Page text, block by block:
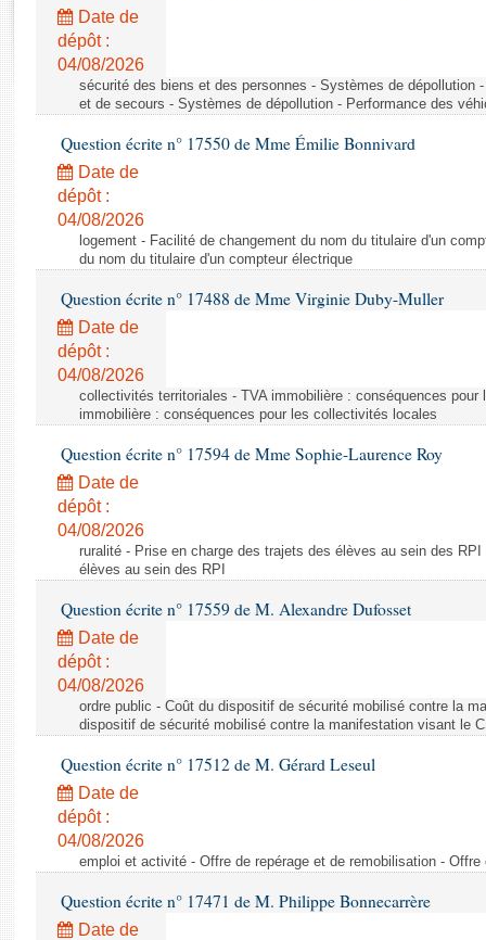
Rapports législatifs
Rapports sur l'application des lois
Baromètre de l’application des lois
Dossiers législatifs
Budget et sécurité sociale
Questions écrites et orales
Comptes rendus des débats
Date de
dépôt :
04/08/2026
sécurité des biens et des personnes - Systèmes de dépollution
et de secours - Systèmes de dépollution - Performance des
Question écrite n° 17550 de Mme Émilie Bonnivard
Date de
dépôt :
04/08/2026
logement - Facilité de changement du nom du titulaire d'un
du nom du titulaire d'un compteur électrique
Question écrite n° 17488 de Mme Virginie Duby-Muller
Date de
dépôt :
04/08/2026
collectivités territoriales - TVA immobilière : conséquences
immobilière : conséquences pour les collectivités locales
Question écrite n° 17594 de Mme Sophie-Laurence Roy
Date de
dépôt :
04/08/2026
ruralité - Prise en charge des trajets des élèves au sein des
élèves au sein des RPI
Question écrite n° 17559 de M. Alexandre Dufosset
Date de
dépôt :
04/08/2026
ordre public - Coût du dispositif de sécurité mobilisé contre la
dispositif de sécurité mobilisé contre la manifestation visant le
Question écrite n° 17512 de M. Gérard Leseul
Date de
dépôt :
04/08/2026
emploi et activité - Offre de repérage et de remobilisation -
Question écrite n° 17471 de M. Philippe Bonnecarrère
Date de